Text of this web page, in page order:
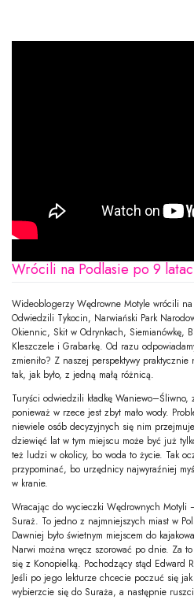
Wrócili na Podlasie po 9
Wideoblogerzy Wędrowne Motyle wrócili
Odwiedzili Tykocin, Narwiański Park
Okiennic, Skit w Odrynkach, Siemianówkę,
Kleszczele i Grabarkę. Od razu
zmieniło? Z naszej perspektywy
tak, jak było, z jedną małą różnicą.
Turyści odwiedzili kładkę
ponieważ w rzece jest zbyt mało wody.
niewiele osób decyzyjnych się nim
dziewięć lat w tym miejscu może być już
też ludzi w okolicy, bo woda to życie. Tak
przypominać, bo urzędnicy najwyraźniej
w kranie.
Wracając do wycieczki Wędrownych
Suraż. To jedno z najmniejszych miast w
Dawniej było świetnym miejscem do
Narwi można wręcz szorować po dnie. Za
się z Konopielką. Pochodzący stąd Edward
Jeśli po jego lekturze chcecie poczuć się
wybierzcie się do Suraża, a następnie